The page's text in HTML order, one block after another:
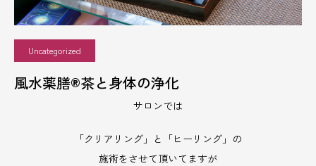
Uncategorized
風水薬膳®︎茶と身体の浄化
サロンでは
「クリアリング」と「ヒーリング」の
施術をさせて頂いてますが